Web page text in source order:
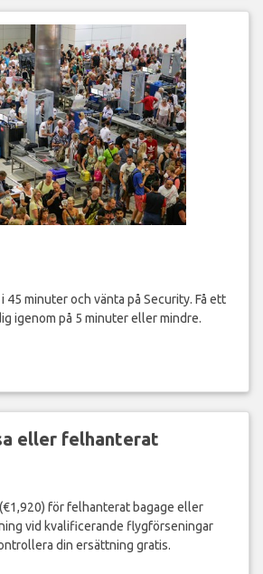
45 minuter och vänta på Security. Få ett
igenom på 5 minuter eller mindre.
eller felhanterat
för felhanterat bagage eller
vid kvalificerande flygförseningar
din ersättning gratis.